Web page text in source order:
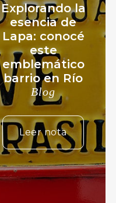
Explorando la
esencia de
Lapa: conocé
este
emblemático
barrio en Río
Blog
Leer nota